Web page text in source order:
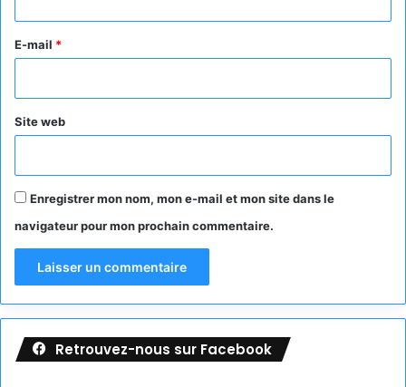
e
E-mail *
Site web
Enregistrer mon nom, mon e-mail et mon site dans le
navigateur pour mon prochain commentaire.
Retrouvez-nous sur Facebook